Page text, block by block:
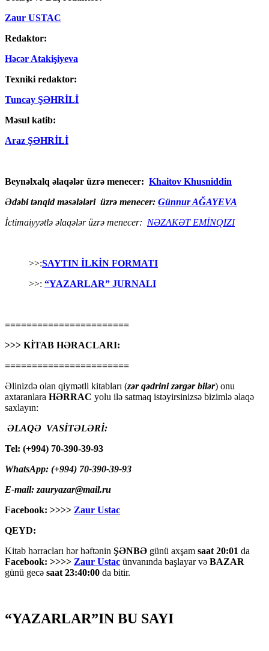
Zaur USTAC
Redaktor:
Həcər Atakişiyeva
Texniki redaktor:
Tuncay ŞƏHRİLİ
Məsul katib:
Araz ŞƏHRİLİ
Beynəlxalq əlaqələr üzrə menecer: Khaitov Khusniddin
Ədəbi tənqid məsələləri üzrə menecer: Günnur AĞAYEVA
İctimaiyyətlə əlaqələr üzrə menecer: NƏZAKƏT EMİNQIZI
>>:SAYTIN İLKİN FORMATI
>>: “YAZARLAR” JURNALI
=======================
>>> KİTAB HƏRACLARI:
=======================
Əlinizdə olan qiymətli kitabları (zər qədrini zərgər bilər) onu
axtaranlara HƏRRAC yolu ilə satmaq istəyirsinizsə bizimlə əlaqə
saxlayın:
ƏLAQƏ VASİTƏLƏRİ:
Tel: (+994) 70-390-39-93
WhatsApp: (+994) 70-390-39-93
E-mail: zauryazar@mail.ru
Facebook: >>>> Zaur Ustac
QEYD:
Kitab hərracları hər həftənin ŞƏNBƏ günü axşam saat 20:01 da
Facebook: >>>> Zaur Ustac ünvanında başlayar və BAZAR
günü gecə saat 23:40:00 da bitir.
“YAZARLAR”IN BU SAYI